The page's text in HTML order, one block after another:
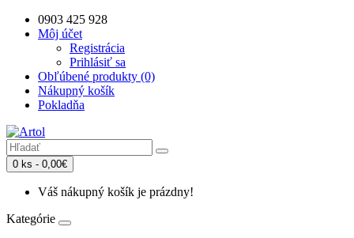
0903 425 928
Môj účet
Registrácia
Prihlásiť sa
Obľúbené produkty (0)
Nákupný košík
Pokladňa
0 ks - 0,00€
Váš nákupný košík je prázdny!
Kategórie